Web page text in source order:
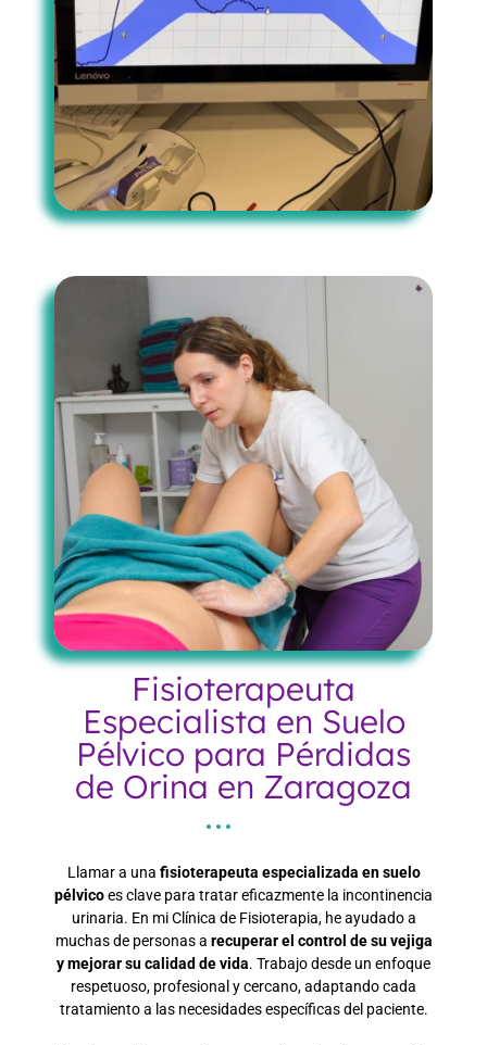
Fisioterapeuta
Especialista en Suelo
Pélvico para Pérdidas
de Orina en Zaragoza
Llamar a una fisioterapeuta especializada en suelo
pélvicoes clave para tratar eficazmente la incontinencia
urinaria. En mi Clínica de Fisioterapia, he ayudado a
muchas de personas a recuperar el control de su vejiga
y mejorar su calidad de vida. Trabajo desde un enfoque
respetuoso, profesional y cercano, adaptando cada
tratamiento a las necesidades específicas del paciente.